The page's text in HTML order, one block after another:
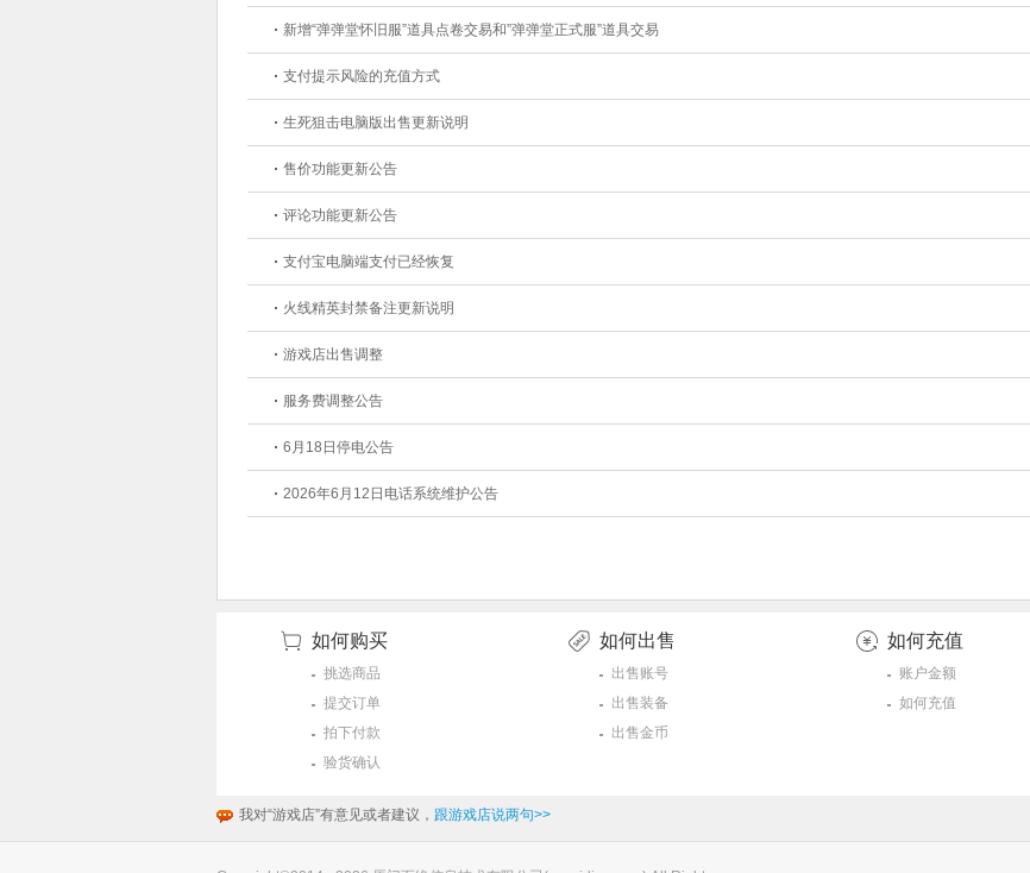
新增“弹弹堂怀旧服”道具点卷交易和”弹弹堂正式服”道具交易
支付提示风险的充值方式
生死狙击电脑版出售更新说明
售价功能更新公告
评论功能更新公告
支付宝电脑端支付已经恢复
火线精英封禁备注更新说明
游戏店出售调整
服务费调整公告
6月18日停电公告
2026年6月12日电话系统维护公告
如何购买
挑选商品
提交订单
拍下付款
验货确认
如何出售
出售账号
出售装备
出售金币
如何充值
账户金额
如何充值
我对“游戏店”有意见或者建议， 跟游戏店说两句>>